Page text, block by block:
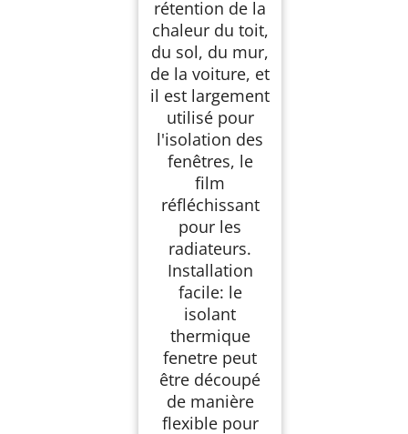
rétention de la
chaleur du toit,
du sol, du mur,
de la voiture, et
il est largement
utilisé pour
l'isolation des
fenêtres, le
film
réfléchissant
pour les
radiateurs.
Installation
facile: le
isolant
thermique
fenetre peut
être découpé
de manière
flexible pour